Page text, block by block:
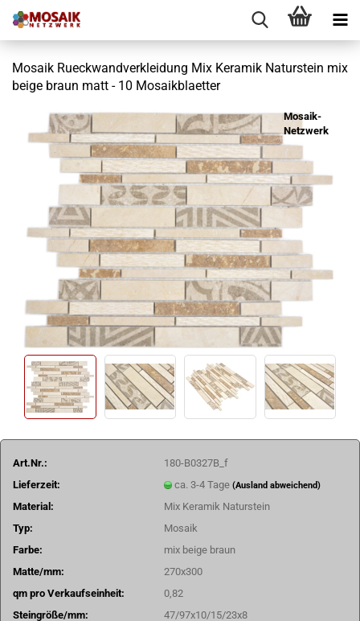
Mosaik Rueckwandverkleidung Mix Keramik Naturstein mix
beige braun matt - 10 Mosaikblaetter
Mosaik-
Netzwerk
Art.Nr.:
180-B0327B_f
Lieferzeit:
ca. 3-4 Tage(Ausland abweichend)
Material:
Mix Keramik Naturstein
Typ:
Mosaik
Farbe:
mix beige braun
Matte/mm:
270x300
qm pro Verkaufseinheit:
0,82
Steingröße/mm:
47/97x10/15/23x8